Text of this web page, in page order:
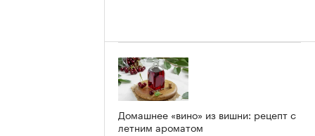
Домашнее «вино» из вишни: рецепт с
летним ароматом